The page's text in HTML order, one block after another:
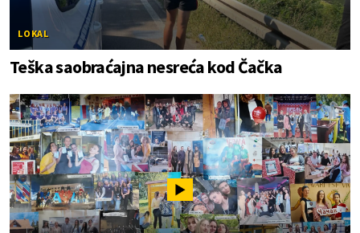
LOKAL
Teška saobraćajna nesreća kod Čačka